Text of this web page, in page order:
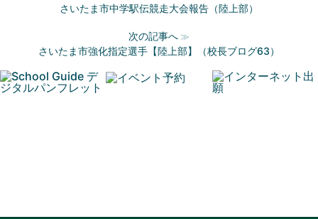
さいたま市中学駅伝競走大会報告（陸上部）
次の記事へ ≫
さいたま市強化指定選手【陸上部】（校長ブログ63）